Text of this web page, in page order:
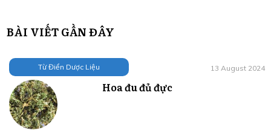
BÀI VIẾT GẦN ĐÂY
Từ Điển Dược Liệu 13 August 2024
Hoa đu đủ đực